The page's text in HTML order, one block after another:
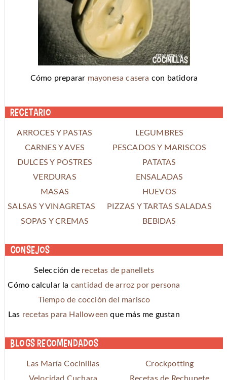
Cómo preparar mayonesa casera con batidora
Recetario
ARROCES Y PASTAS
LEGUMBRES
CARNES Y AVES
PESCADOS Y MARISCOS
DULCES Y POSTRES
PATATAS
VERDURAS
ENSALADAS
MASAS
HUEVOS
SALSAS Y VINAGRETAS
PIZZAS Y TARTAS SALADAS
SOPAS Y CREMAS
BEBIDAS
Consejos
Selección de recetas de panellets
Cómo calcular la cantidad de arroz por persona
Tiempo de cocción del marisco
Las recetas para Halloween que más me gustan
Blogs recomendados
Las María Cocinillas
Crockpotting